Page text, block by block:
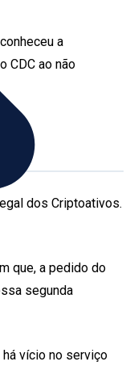
a
CDC ao não
dos Criptoativos.
que, a pedido do
segunda
vício no serviço